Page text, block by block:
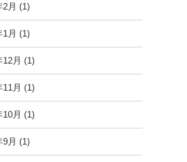
2月 (1)
1月 (1)
12月 (1)
11月 (1)
10月 (1)
9月 (1)